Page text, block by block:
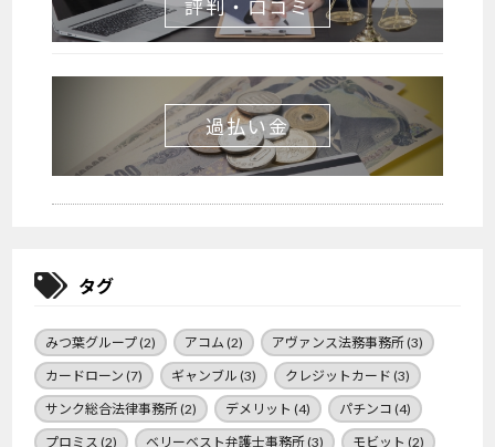
評判・口コミ
過払い金
タグ
みつ葉グループ(2) アコム (2) アヴァンス法務事務所(3)
カードローン (7) ギャンブル (3) クレジットカード (3)
サンク総合法律事務所(2) デメリット (4) パチンコ (4)
プロミス (2) ベリーベスト弁護士事務所(3) モビット (2)